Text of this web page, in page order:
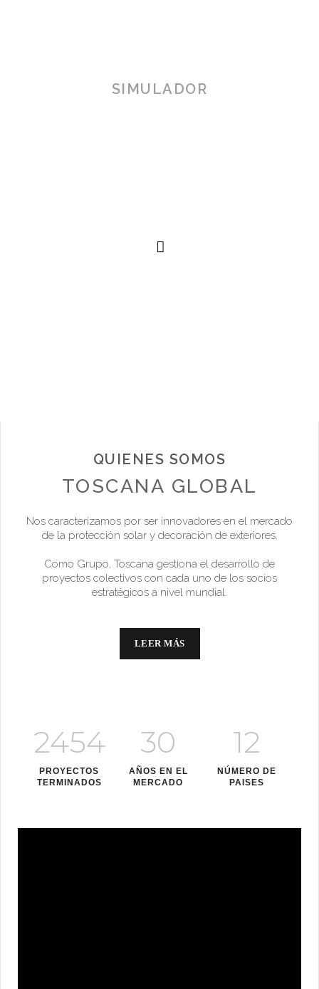
SIMULADOR
QUIENES SOMOS
TOSCANA GLOBAL
Nos caracterizamos por ser innovadores en el mercado
de la protección solar y decoración de exteriores.
Como Grupo, Toscana gestiona el desarrollo de
proyectos colectivos con cada uno de los socios
estratégicos a nivel mundial.
LEER MÁS
2454
PROYECTOS
TERMINADOS
30
AÑOS EN EL
MERCADO
12
NÚMERO DE
PAISES